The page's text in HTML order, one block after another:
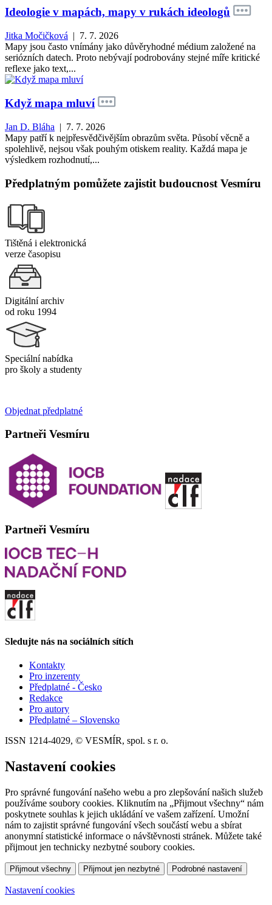
Ideologie v mapách, mapy v rukách ideologů
Jitka Močičková | 7. 7. 2026
Mapy jsou často vnímány jako důvěryhodné médium založené na
seriózních datech. Proto nebývají podrobovány stejné míře kritické
reflexe jako text,...
Když mapa mluví
Jan D. Bláha | 7. 7. 2026
Mapy patří k nejpřesvědčivějším obrazům světa. Působí věcně a
spolehlivě, nejsou však pouhým otiskem reality. Každá mapa je
výsledkem rozhodnutí,...
Předplatným pomůžete zajistit budoucnost Vesmíru
Tištěná i elektronická
verze časopisu
Digitální archiv
od roku 1994
Speciální nabídka
pro školy a studenty
Objednat předplatné
Partneři Vesmíru
Partneři Vesmíru
Sledujte nás na sociálních sítích
Kontakty
Pro inzerenty
Předplatné - Česko
Redakce
Pro autory
Předplatné – Slovensko
ISSN 1214-4029, © VESMÍR, spol. s r. o.
Nastavení cookies
Pro správné fungování našeho webu a pro zlepšování našich služeb
používáme soubory cookies. Kliknutím na „Přijmout všechny“ nám
poskytnete souhlas k jejich ukládání ve vašem zařízení. Umožní
nám to zajistit správné fungování všech součástí webu a sbírat
anonymní statistické informace o návštěvnosti stránek. Můžete také
přijmout jen technicky nezbytné soubory cookies.
Přijmout všechny Přijmout jen nezbytné Podrobné nastavení
Nastavení cookies